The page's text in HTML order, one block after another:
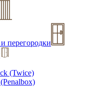
перегородки
(Twice)